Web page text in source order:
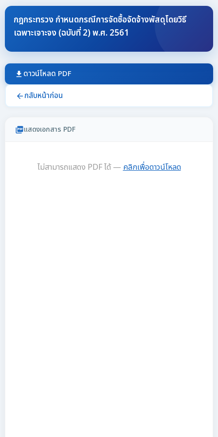
กฎกระทรวง กำหนดกรณีการจัดซื้อจัดจ้างพัสดุโดยวิธี
เฉพาะเจาะจง (ฉบับที่ 2) พ.ศ. 2561
download ดาวน์โหลด PDF
arrow_back กลับหน้าก่อน
picture_as_pdfแสดงเอกสาร PDF
ไม่สามารถแสดง PDF ได้ —คลิกเพื่อดาวน์โหลด